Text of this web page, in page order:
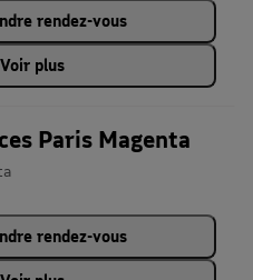
rendez-vous
Voir plus
Paris Magenta
rendez-vous